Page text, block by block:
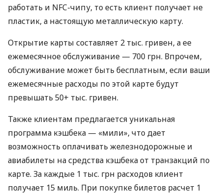
работать и NFC-чипу, то есть клиент получает не
пластик, а настоящую металлическую карту.
Открытие карты составляет 2 тыс. гривен, а ее
ежемесячное обслуживание — 700 грн. Впрочем,
обслуживание может быть бесплатным, если ваши
ежемесячные расходы по этой карте будут
превышать 50+ тыс. гривен.
Также клиентам предлагается уникальная
программа кэшбека — «мили», что дает
возможность оплачивать железнодорожные и
авиабилеты на средства кэшбека от транзакций по
карте. За каждые 1 тыс. грн расходов клиент
получает 15 миль. При покупке билетов расчет 1